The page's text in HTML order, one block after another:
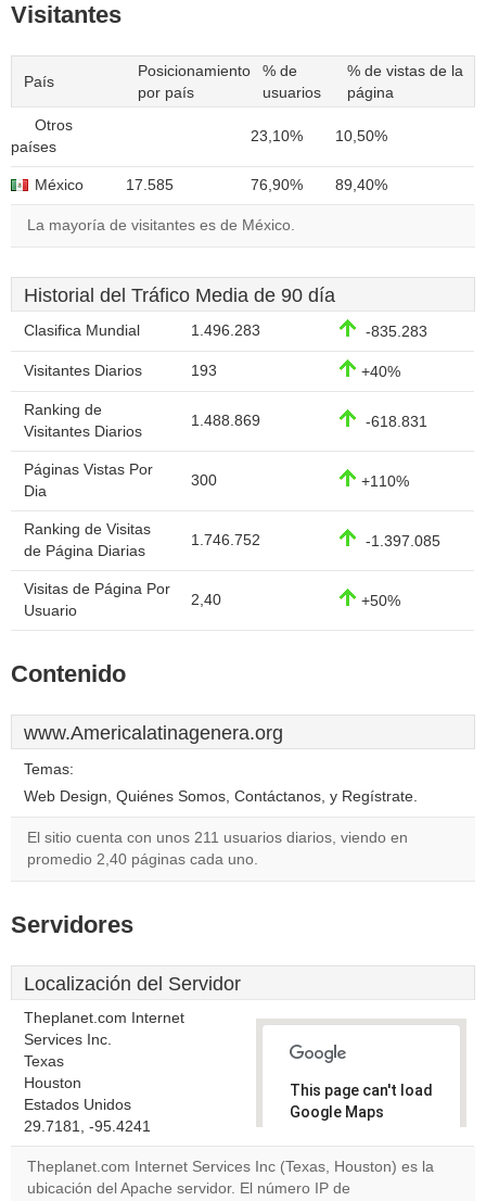
Visitantes
País
Posicionamiento
por país
% de
usuarios
% de vistas de la
página
Otros
países
23,10% 10,50%
México 17.585 76,90% 89,40%
La mayoría de visitantes es de México.
Historial del Tráfico Media de 90 día
Clasifica Mundial 1.496.283 -835.283
Visitantes Diarios 193 +40%
Ranking de
Visitantes Diarios
1.488.869 -618.831
Páginas Vistas Por
Dia
300 +110%
Ranking de Visitas
de Página Diarias
1.746.752 -1.397.085
Visitas de Página Por
Usuario
2,40 +50%
Contenido
www.Americalatinagenera.org
Temas:
Web Design, Quiénes Somos, Contáctanos, y Regístrate.
El sitio cuenta con unos 211 usuarios diarios, viendo en
promedio 2,40 páginas cada uno.
Servidores
Localización del Servidor
Theplanet.com Internet
Services Inc.
Texas
Houston
Estados Unidos
29.7181, -95.4241
This page can't load
Google Maps
Do you
Theplanet.com Internet Services Inc (Texas, Houston) es la
ubicación del Apache servidor. El número IP de